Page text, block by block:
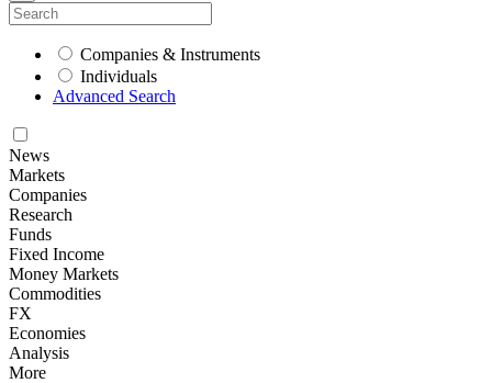
Companies & Instruments
Individuals
Advanced Search
News
Markets
Companies
Research
Funds
Fixed Income
Money Markets
Commodities
FX
Economies
Analysis
More